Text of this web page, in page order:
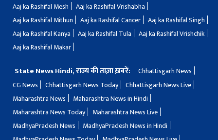
Aaj ka Rashifal Mesh
Aaj ka Rashifal Vrishabha
Aaj ka Rashifal Mithun
Aaj ka Rashifal Cancer
Aaj ka Rashifal Singh
Aaj ka Rashifal Kanya
Aaj ka Rashifal Tula
Aaj ka Rashifal Vrishchik
Aaj ka Rashifal Makar
State News Hindi, राज्य की ताज़ा ख़बरें:
Chhattisgarh News
CG News
Chhattisgarh News Today
Chhattisgarh News Live
Maharashtra News
Maharashtra News in Hindi
Maharashtra News Today
Maharashtra News Live
MadhyaPradesh News
MadhyaPradesh News in Hindi